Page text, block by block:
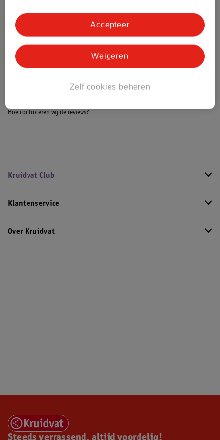
Bestel & Bezorginformatie
Bekijk ook
Philips Avent Alle Fopspenen
Hoe controleren wij de reviews?
Kruidvat Club
Klantenservice
Over Kruidvat
Steeds verrassend, altijd voordelig!
Zelf cookies beheren
Weigeren
Accepteer